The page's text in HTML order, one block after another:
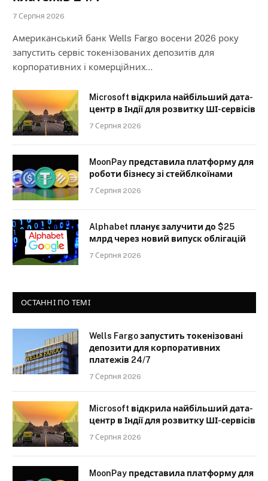
7 Серпня 2026
Американський банк Wells Fargo восени 2026 року
запустить сервіс токенізованих депозитів для
корпоративних і комерційних…
Microsoft відкрила найбільший дата-
центр в Індії для розвитку ШІ-сервісів
7 Серпня 2026
MoonPay представила платформу для
роботи бізнесу зі стейблкоїнами
7 Серпня 2026
Alphabet планує залучити до $25
млрд через новий випуск облігацій
7 Серпня 2026
ОСТАННІ ПО ТЕМІ
Wells Fargo запустить токенізовані
депозити для корпоративних
платежів 24/7
7 Серпня 2026
Microsoft відкрила найбільший дата-
центр в Індії для розвитку ШІ-сервісів
7 Серпня 2026
MoonPay представила платформу для